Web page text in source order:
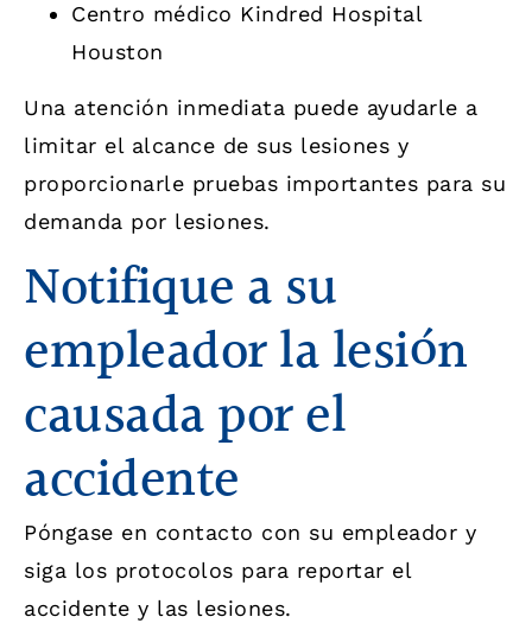
Centro médico Kindred Hospital
Houston
Una atención inmediata puede ayudarle a
limitar el alcance de sus lesiones y
proporcionarle pruebas importantes para su
demanda por lesiones.
Notifique a su
empleador la lesión
causada por el
accidente
Póngase en contacto con su empleador y
siga los protocolos para reportar el
accidente y las lesiones.